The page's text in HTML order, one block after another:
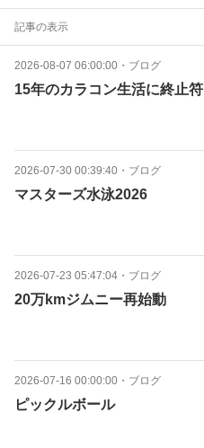
記事の表示
2026-08-07 06:00:00 ・ ブログ
15年のカラコン生活に終止符
2026-07-30 00:39:40 ・ ブログ
マスターズ水泳2026
2026-07-23 05:47:04 ・ ブログ
20万kmジムニー再始動
2026-07-16 00:00:00 ・ ブログ
ピックルボール